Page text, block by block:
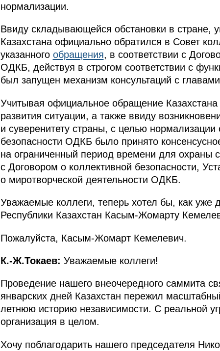
нормализации.
Ввиду складывающейся обстановки в стране,
Казахстана официально обратился в Совет
указанного обращения, в соответствии с
ОДКБ, действуя в строгом соответствии с
был запущен механизм консультаций с
Учитывая официальное обращение
развития ситуации, а также ввиду
и суверенитету страны, с целью
безопасности ОДКБ было принято
на ограниченный период времени для охраны
с Договором о коллективной безопасности,
о миротворческой деятельности ОДКБ.
Уважаемые коллеги, теперь хотел бы, как уже
Республики Казахстан Касым-Жомарту
Пожалуйста, Касым-Жомарт Кемелевич.
К.-Ж.Токаев: Уважаемые коллеги!
Проведение нашего внеочередного саммита
январских дней Казахстан пережил
летнюю историю независимости. С реальной
организация в целом.
Хочу поблагодарить нашего председателя